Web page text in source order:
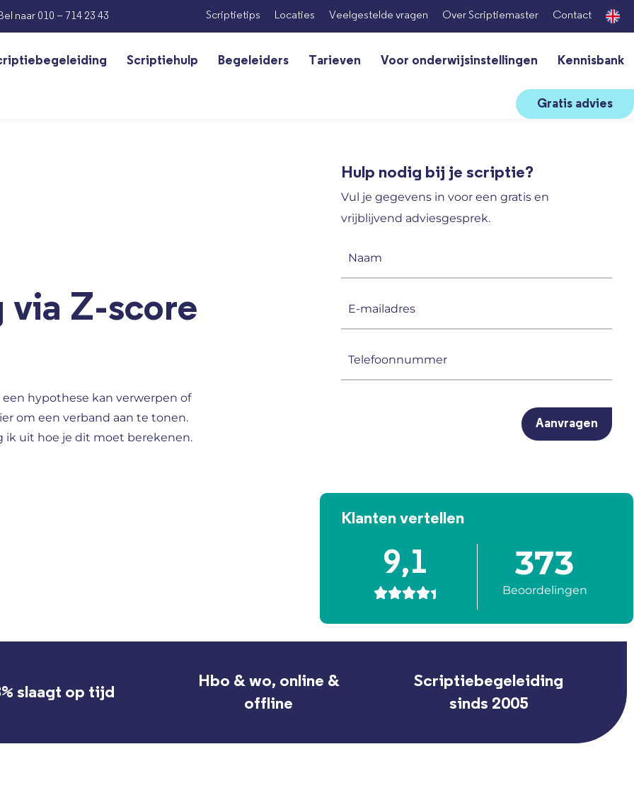
Bel naar 010 – 714 23 43 Scriptietips Locaties Veelgestelde vragen Over Scriptiemaster Contact
Scriptiehulp Begeleiders Tarieven Voor onderwijsinstellingen Kennisbank
Gratis advies
via Z-score
hypothese kan verwerpen of
om een verband aan te tonen.
ik uit hoe je dit moet berekenen.
Hulp nodig bij je scriptie?
Vul je gegevens in voor een gratis en
vrijblijvend adviesgesprek.
Klanten vertellen
9,1

373
Beoordelingen
slaagt op tijd
Hbo & wo, online &
offline
Scriptiebegeleiding
sinds 2005